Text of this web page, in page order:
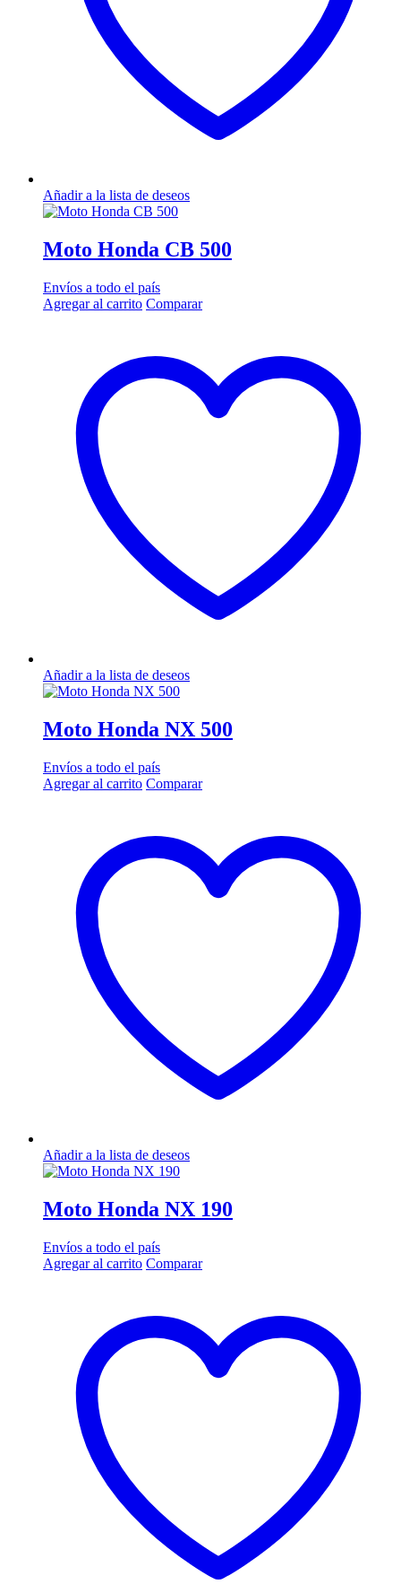
Añadir a la lista de deseos
Moto Honda CB 500
Envíos a todo el país
Agregar al carrito Comparar
Añadir a la lista de deseos
Moto Honda NX 500
Envíos a todo el país
Agregar al carrito Comparar
Añadir a la lista de deseos
Moto Honda NX 190
Envíos a todo el país
Agregar al carrito Comparar